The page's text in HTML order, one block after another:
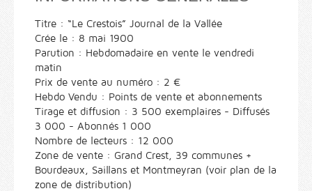
Titre : “Le Crestois” Journal de la Vallée
Crée le : 8 mai 1900
Parution : Hebdomadaire en vente le vendredi
matin
Prix de vente au numéro : 2 €
Hebdo Vendu : Points de vente et abonnements
Tirage et diffusion : 3 500 exemplaires - Diffusés
3 000 - Abonnés 1 000
Nombre de lecteurs : 12 000
Zone de vente : Grand Crest, 39 communes +
Bourdeaux, Saillans et Montmeyran (voir plan de la
zone de distribution)